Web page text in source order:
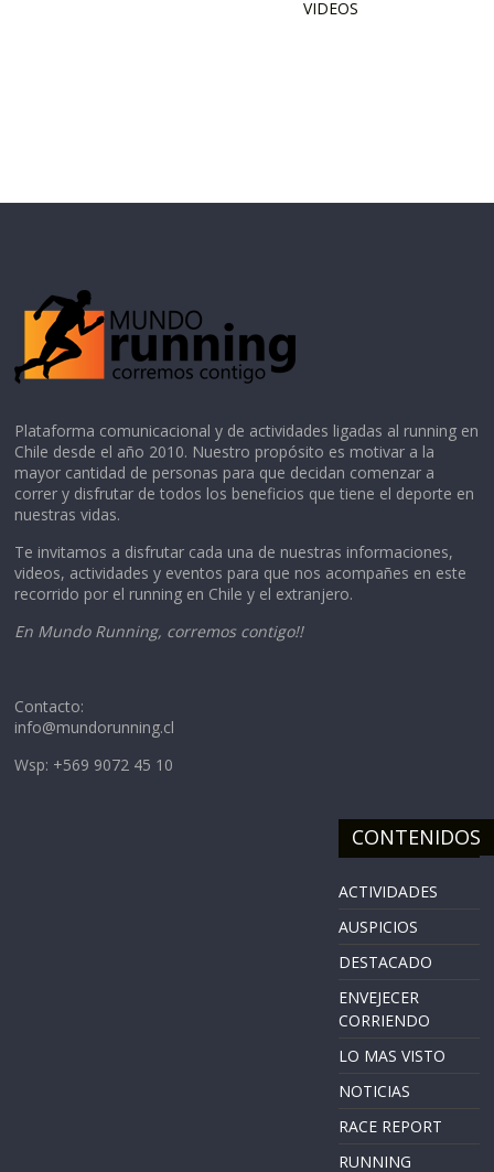
VIDEOS
Plataforma comunicacional y de actividades ligadas al running en
Chile desde el año 2010. Nuestro propósito es motivar a la
mayor cantidad de personas para que decidan comenzar a
correr y disfrutar de todos los beneficios que tiene el deporte en
nuestras vidas.
Te invitamos a disfrutar cada una de nuestras informaciones,
videos, actividades y eventos para que nos acompañes en este
recorrido por el running en Chile y el extranjero.
En Mundo Running, corremos contigo!!
Contacto:
info@mundorunning.cl
Wsp: +569 9072 45 10
CONTENIDOS
ACTIVIDADES
AUSPICIOS
DESTACADO
ENVEJECER
CORRIENDO
LO MAS VISTO
NOTICIAS
RACE REPORT
RUNNING